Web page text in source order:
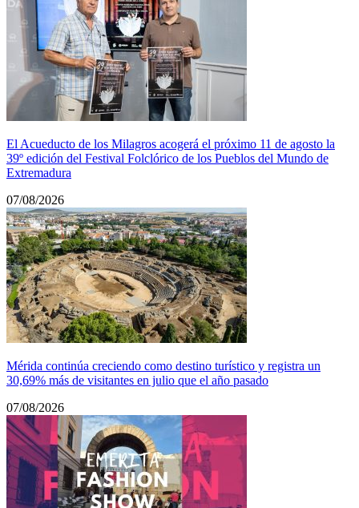
El Acueducto de los Milagros acogerá el próximo 11 de agosto la
39º edición del Festival Folclórico de los Pueblos del Mundo de
Extremadura
07/08/2026
Mérida continúa creciendo como destino turístico y registra un
30,69% más de visitantes en julio que el año pasado
07/08/2026